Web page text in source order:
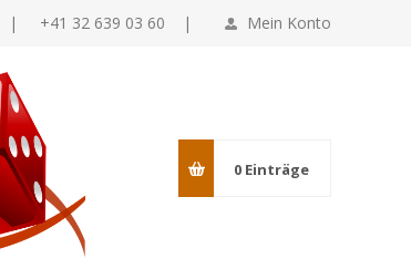
Mein Konto
| +41 32 639 03 60 |
0 Einträge